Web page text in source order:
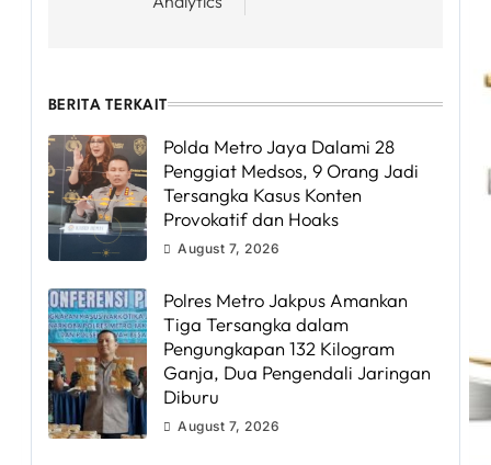
BERITA TERKAIT
Polda Metro Jaya Dalami 28
Penggiat Medsos, 9 Orang Jadi
Tersangka Kasus Konten
Provokatif dan Hoaks
August 7, 2026
Polres Metro Jakpus Amankan
Tiga Tersangka dalam
Pengungkapan 132 Kilogram
Ganja, Dua Pengendali Jaringan
Diburu
August 7, 2026